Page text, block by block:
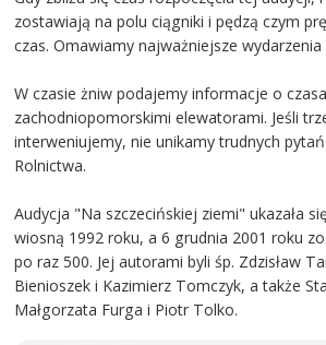
zostawiają na polu ciągniki i pędzą czym
czas. Omawiamy najważniejsze
W czasie żniw podajemy informacje o
zachodniopomorskimi elewatorami. Jeśli
interweniujemy, nie unikamy trudnych
Rolnictwa.
Audycja "Na szczecińskiej ziemi" ukazała
wiosną 1992 roku, a 6 grudnia 2001 roku
po raz 500. Jej autorami byli śp. Zdzisław
Bienioszek i Kazimierz Tomczyk, a także
Małgorzata Furga i Piotr Tolko.